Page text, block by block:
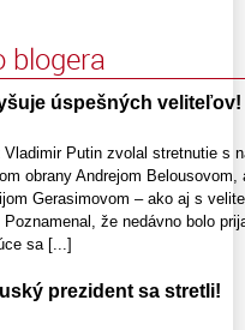
blogera
úspešných veliteľov!
Vladimir Putin zvolal stretnutie s
obrany Andrejom
Gerasimovom – ako aj s
že nedávno bolo
sa [...]
prezident sa stretli!